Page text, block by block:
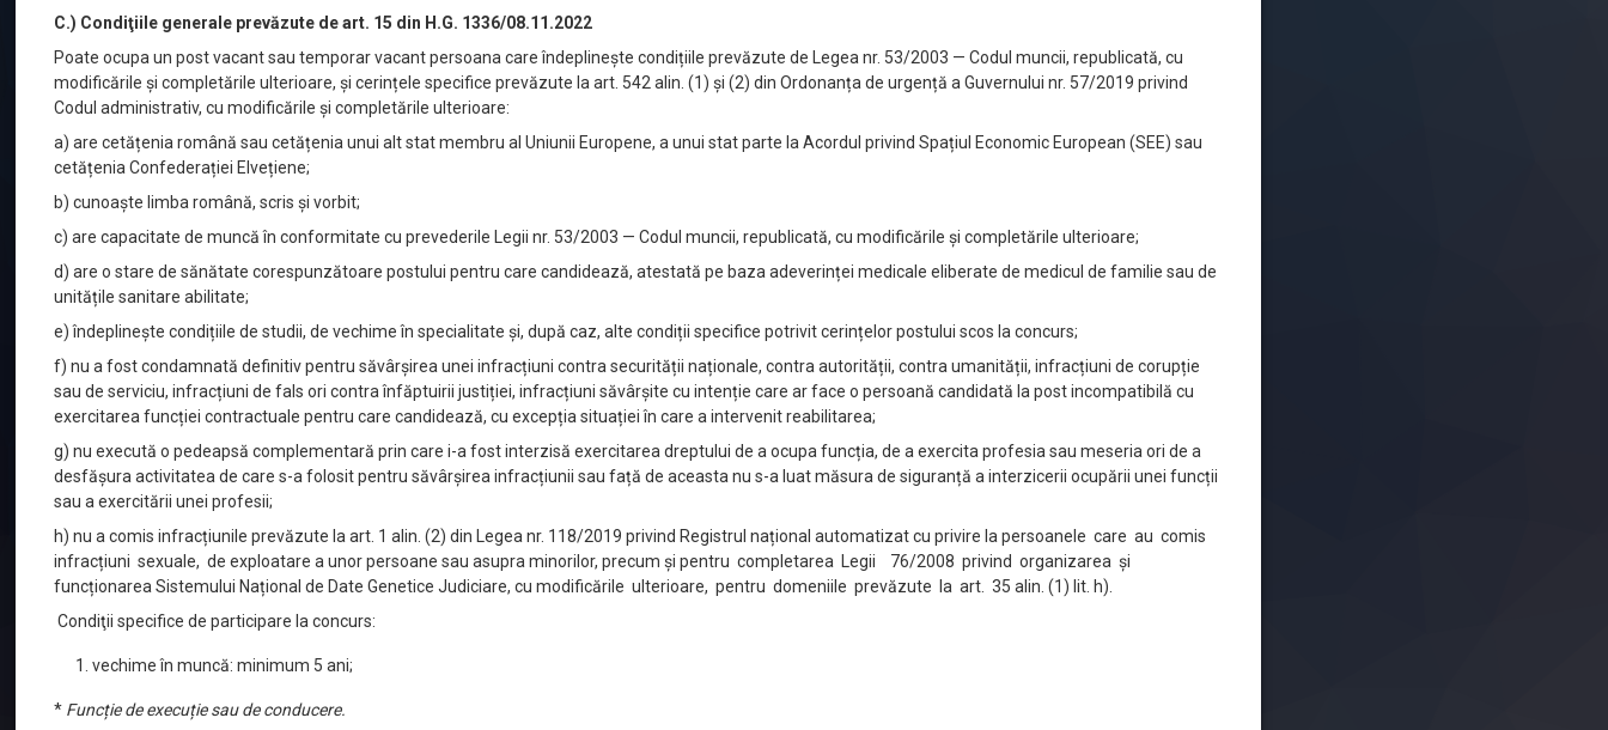
C.) Condiţiile generale prevăzute de art. 15 din H.G. 1336/08.11.2022
Poate ocupa un post vacant sau temporar vacant persoana care îndeplinește condițiile prevăzute de Legea nr. 53/2003 — Codul muncii, republicată, cu
modificările și completările ulterioare, și cerințele specifice prevăzute la art. 542 alin. (1) și (2) din Ordonanța de urgență a Guvernului nr. 57/2019 privind
Codul administrativ, cu modificările și completările ulterioare:
a) are cetățenia română sau cetățenia unui alt stat membru al Uniunii Europene, a unui stat parte la Acordul privind Spațiul Economic European (SEE) sau
cetățenia Confederației Elvețiene;
b) cunoaște limba română, scris și vorbit;
c) are capacitate de muncă în conformitate cu prevederile Legii nr. 53/2003 — Codul muncii, republicată, cu modificările și completările ulterioare;
d) are o stare de sănătate corespunzătoare postului pentru care candidează, atestată pe baza adeverinței medicale eliberate de medicul de familie sau de
unitățile sanitare abilitate;
e) îndeplinește condițiile de studii, de vechime în specialitate și, după caz, alte condiții specifice potrivit cerințelor postului scos la concurs;
f) nu a fost condamnată definitiv pentru săvârșirea unei infracțiuni contra securității naționale, contra autorității, contra umanității, infracțiuni de corupție
sau de serviciu, infracțiuni de fals ori contra înfăptuirii justiției, infracțiuni săvârșite cu intenție care ar face o persoană candidată la post incompatibilă cu
exercitarea funcției contractuale pentru care candidează, cu excepția situației în care a intervenit reabilitarea;
g) nu execută o pedeapsă complementară prin care i-a fost interzisă exercitarea dreptului de a ocupa funcția, de a exercita profesia sau meseria ori de a
desfășura activitatea de care s-a folosit pentru săvârșirea infracțiunii sau față de aceasta nu s-a luat măsura de siguranță a interzicerii ocupării unei funcții
sau a exercitării unei profesii;
h) nu a comis infracțiunile prevăzute la art. 1 alin. (2) din Legea nr. 118/2019 privind Registrul național automatizat cu privire la persoanele care au comis
infracțiuni sexuale, de exploatare a unor persoane sau asupra minorilor, precum și pentru completarea Legii 76/2008 privind organizarea și
funcționarea Sistemului Național de Date Genetice Judiciare, cu modificările ulterioare, pentru domeniile prevăzute la art. 35 alin. (1) lit. h).
Condiţii specifice de participare la concurs:
vechime în muncă: minimum 5 ani;
* Funcție de execuție sau de conducere.